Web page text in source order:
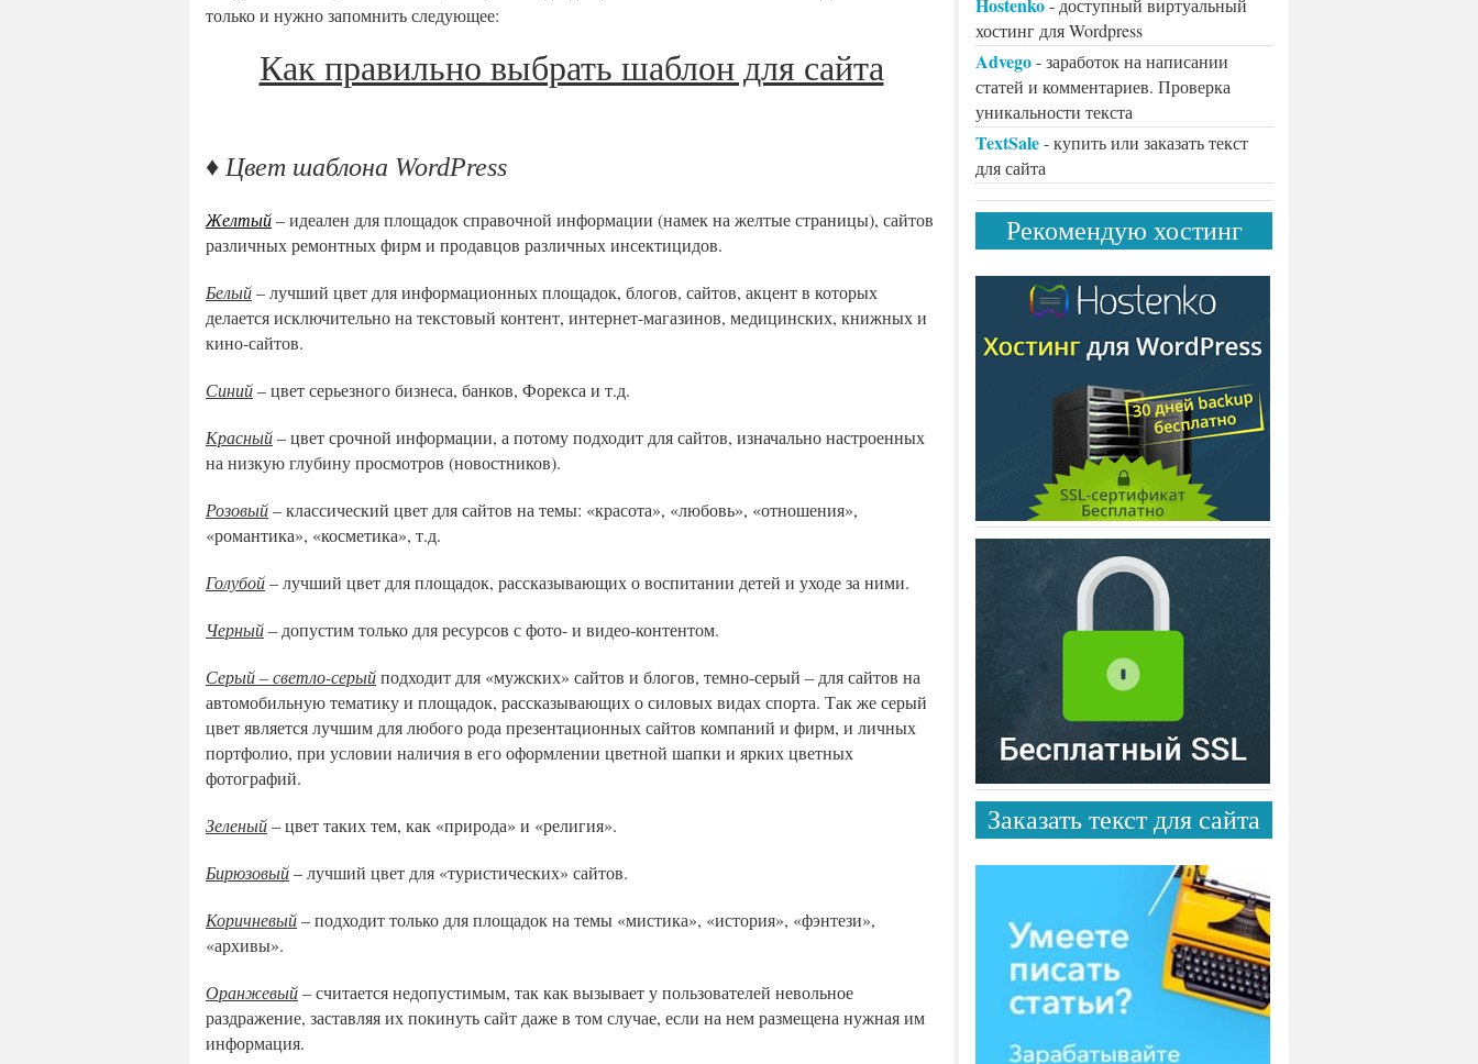
только и нужно запомнить следующее:
Как правильно выбрать шаблон для сайта
♦ Цвет шаблона WordPress
Желтый– идеален для площадок справочной информации (намек на желтые страницы), сайтов
различных ремонтных фирм и продавцов различных инсектицидов.
Белый– лучший цвет для информационных площадок, блогов, сайтов, акцент в которых
делается исключительно на текстовый контент, интернет-магазинов, медицинских, книжных и
кино-сайтов.
Синий– цвет серьезного бизнеса, банков, Форекса и т.д.
Красный– цвет срочной информации, а потому подходит для сайтов, изначально настроенных
на низкую глубину просмотров (новостников).
Розовый– классический цвет для сайтов на темы: «красота», «любовь», «отношения»,
«романтика», «косметика», т.д.
Голубой– лучший цвет для площадок, рассказывающих о воспитании детей и уходе за ними.
Черный– допустим только для ресурсов с фото- и видео-контентом.
Серый – светло-серыйподходит для «мужских» сайтов и блогов, темно-серый – для сайтов на
автомобильную тематику и площадок, рассказывающих о силовых видах спорта. Так же серый
цвет является лучшим для любого рода презентационных сайтов компаний и фирм, и личных
портфолио, при условии наличия в его оформлении цветной шапки и ярких цветных
фотографий.
Зеленый– цвет таких тем, как «природа» и «религия».
Бирюзовый– лучший цвет для «туристических» сайтов.
Коричневый– подходит только для площадок на темы «мистика», «история», «фэнтези»,
«архивы».
Оранжевый– считается недопустимым, так как вызывает у пользователей невольное
раздражение, заставляя их покинуть сайт даже в том случае, если на нем размещена нужная им
информация.
- доступный виртуальный
хостинг для Wordpress
Advego- заработок на написании
статей и комментариев. Проверка
уникальности текста
TextSale- купить или заказать текст
для сайта
Рекомендую хостинг
Заказать текст для сайта